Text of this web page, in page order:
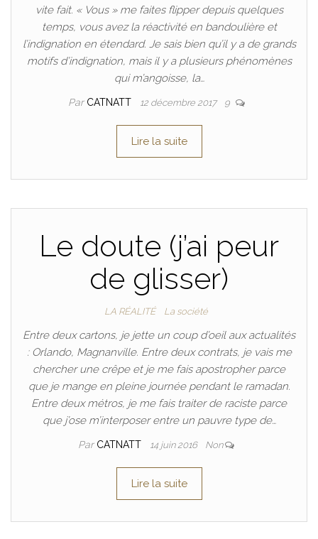
vite fait. « Vous » me faites flipper depuis quelques
temps, vous avez la réactivité en bandoulière et
l’indignation en étendard. Je sais bien qu’il y a de grands
motifs d’indignation, mais il y a plusieurs phénomènes
qui m’angoisse, la…
Par CATNATT 12 décembre 2017 9
Lire la suite
Le doute (j’ai peur
de glisser)
LA RÉALITÉ La société
Entre deux cartons, je jette un coup d’oeil aux actualités
: Orlando, Magnanville. Entre deux contrats, je vais me
chercher une crêpe et je me fais apostropher parce
que je mange en pleine journée pendant le ramadan.
Entre deux métros, je me fais traiter de raciste parce
que j’ose m’interposer entre un pauvre type de…
Par CATNATT 14 juin 2016 Non
Lire la suite